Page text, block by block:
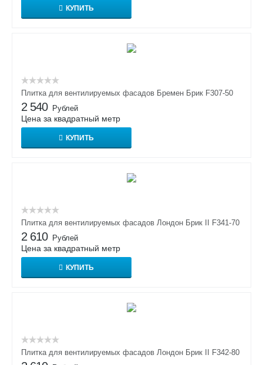
КУПИТЬ
Плитка для вентилируемых фасадов Бремен Брик F307-50
2 540 Рублей
Цена за квадратный метр
КУПИТЬ
Плитка для вентилируемых фасадов Лондон Брик II F341-70
2 610 Рублей
Цена за квадратный метр
КУПИТЬ
Плитка для вентилируемых фасадов Лондон Брик II F342-80